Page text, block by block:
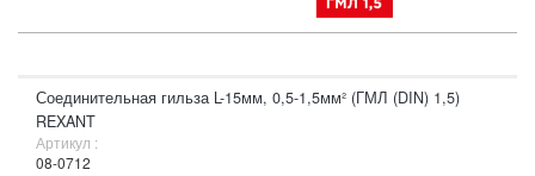
Соединительная гильза L-15мм, 0,5-1,5мм² (ГМЛ (DIN) 1,5)
REXANT
Артикул :
08-0712